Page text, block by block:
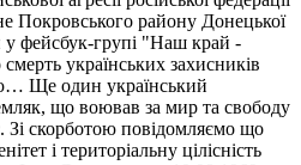
Покровського району Донецької
у фейсбук-групі "Наш край -
українських захисників
Ще один український
що воював за мир та свободу
Зі скорботою повідомляємо що
і територіальну цілісність